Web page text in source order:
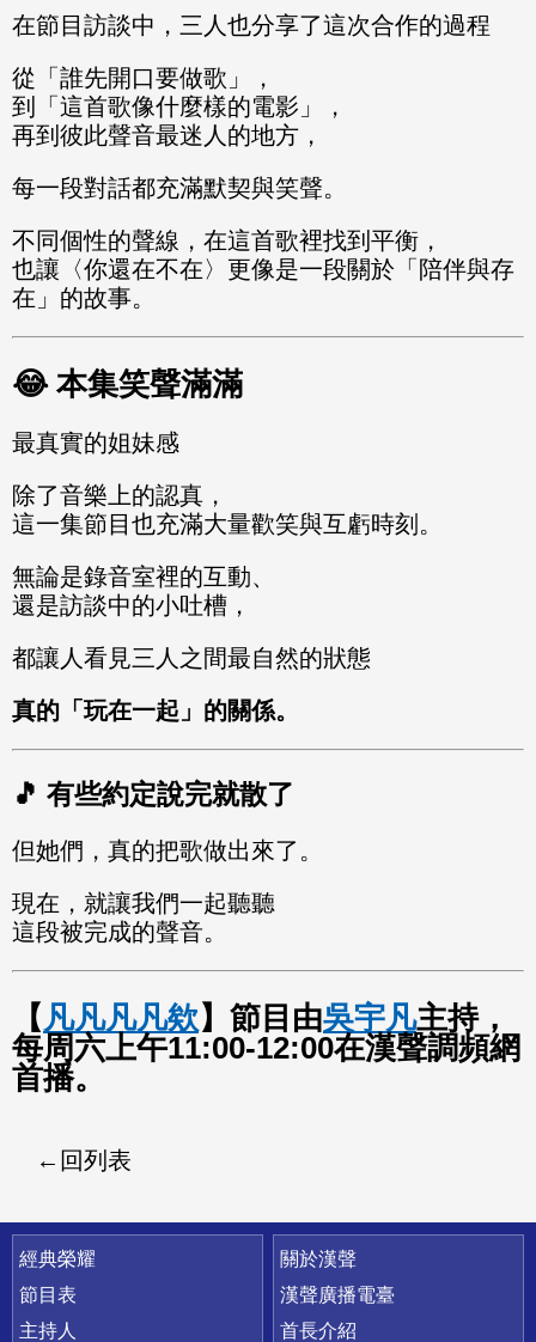
在節目訪談中，三人也分享了這次合作的過程
從「誰先開口要做歌」，
到「這首歌像什麼樣的電影」，
再到彼此聲音最迷人的地方，
每一段對話都充滿默契與笑聲。
不同個性的聲線，在這首歌裡找到平衡，
也讓〈你還在不在〉更像是一段關於「陪伴與存
在」的故事。
😂 本集笑聲滿滿
最真實的姐妹感
除了音樂上的認真，
這一集節目也充滿大量歡笑與互虧時刻。
無論是錄音室裡的互動、
還是訪談中的小吐槽，
都讓人看見三人之間最自然的狀態
真的「玩在一起」的關係。
🎵 有些約定說完就散了
但她們，真的把歌做出來了。
現在，就讓我們一起聽聽
這段被完成的聲音。
【 凡凡凡凡欸】節目由吳宇凡主持，
每周六上午11:00-12:00在漢聲調頻網
首播。
回列表
快速連結
經典榮耀
節目表
主持人
關於漢聲
漢聲廣播電臺
首長介紹